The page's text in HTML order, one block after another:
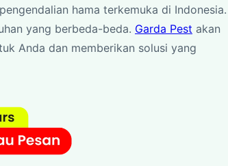
hama terkemuka di Indonesia.
yang berbeda-beda. Garda Pest akan
Anda dan memberikan solusi yang